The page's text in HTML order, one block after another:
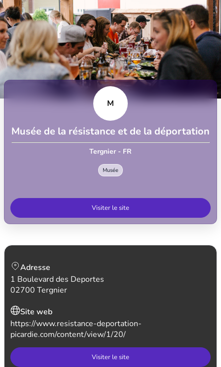
M
Musée de la résistance et de la déportation
Tergnier - FR
Musée
Visiter le site
Adresse
1 Boulevard des Deportes
02700 Tergnier
Site web
https://www.resistance-deportation-
picardie.com/content/view/1/20/
Visiter le site